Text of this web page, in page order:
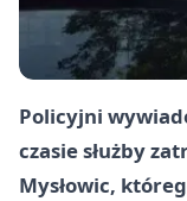
Policyjni
czasie służby
Mysłowic,